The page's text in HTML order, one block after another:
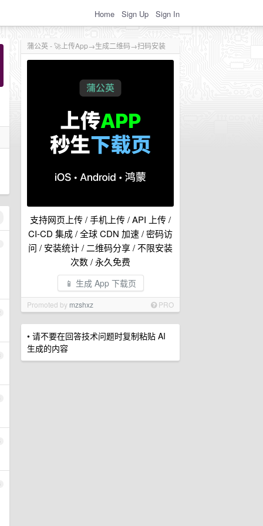
Home Sign Up Sign In
蒲公英 - 🚀上传App→生成二维码→扫码安装
支持网页上传 / 手机上传 / API 上传 /
CI-CD 集成 / 全球 CDN 加速 / 密码访
问 / 安装统计 / 二维码分享 / 不限安装
次数 / 永久免费
📱 生成 App 下载页
Promoted by mzshxz PRO
• 请不要在回答技术问题时复制粘贴 AI
生成的内容